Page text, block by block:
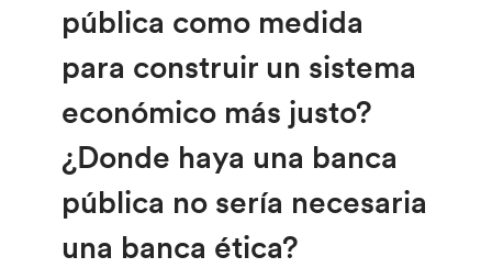
pública como medida
para construir un sistema
económico más justo?
¿Donde haya una banca
pública no sería necesaria
una banca ética?